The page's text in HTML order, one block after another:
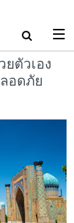
Search
ยตัวเอง
อดภัย